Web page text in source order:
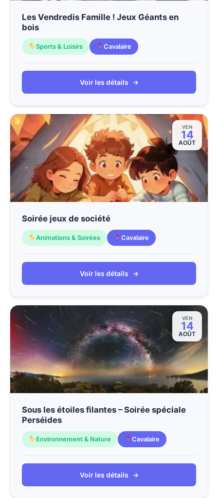
Les Vendredis Famille ! Jeux Géants en
bois
Sports & Loisirs Cavalaire
Voir les détails →
VEN
14
AOÛT
Soirée jeux de société
Animations & Soirées Cavalaire
Voir les détails →
VEN
14
AOÛT
Sous les étoiles filantes – Soirée spéciale
Perséides
Environnement & Nature Cavalaire
Voir les détails →